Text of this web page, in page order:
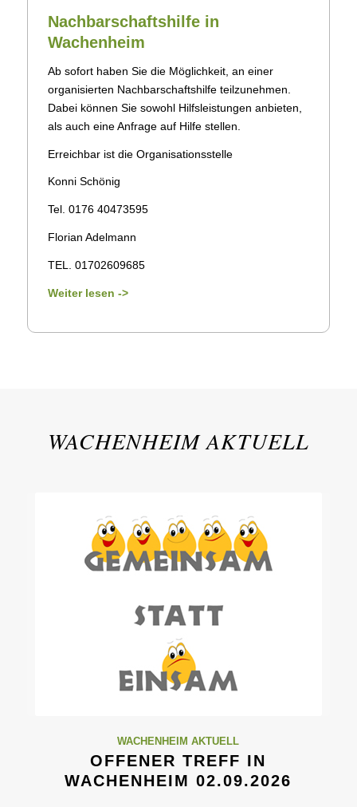
Nachbarschaftshilfe in
Wachenheim
Ab sofort haben Sie die Möglichkeit, an einer
organisierten Nachbarschaftshilfe teilzunehmen.
Dabei können Sie sowohl Hilfsleistungen anbieten,
als auch eine Anfrage auf Hilfe stellen.
Erreichbar ist die Organisationsstelle
Konni Schönig
Tel. 0176 40473595
Florian Adelmann
TEL. 01702609685
Weiter lesen ->
WACHENHEIM AKTUELL
WACHENHEIM AKTUELL
OFFENER TREFF IN
WACHENHEIM 02.09.2026